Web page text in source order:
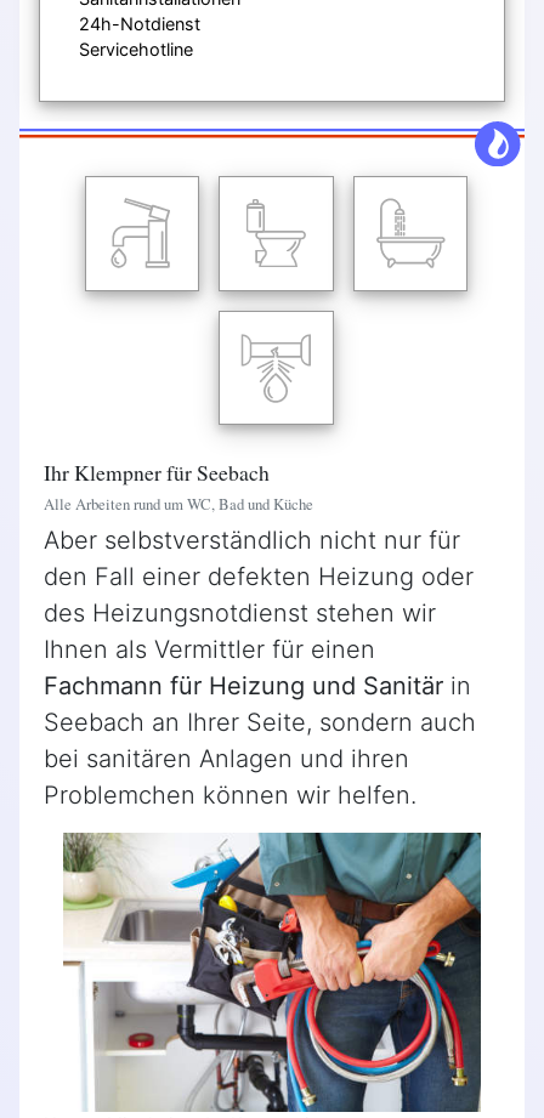
24h-Notdienst
Servicehotline
Ihr Klempner für Seebach
Alle Arbeiten rund um WC, Bad und Küche
Aber selbstverständlich nicht nur für
den Fall einer defekten Heizung oder
des Heizungsnotdienst stehen wir
Ihnen als Vermittler für einen
Fachmann für Heizung und Sanitär in
Seebach an Ihrer Seite, sondern auch
bei sanitären Anlagen und ihren
Problemchen können wir helfen.